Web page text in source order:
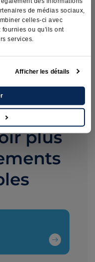
de médias sociaux,
celles-ci avec
fournies ou qu'ils ont
services.
Afficher les détails
plus